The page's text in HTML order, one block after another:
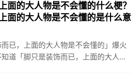
面的大人物是不会懂的什么梗？
面的大人物是不会懂的是什么意
已，上面的大人物是不会懂的」爆火
道「脚只是装饰而已，上面的大人物